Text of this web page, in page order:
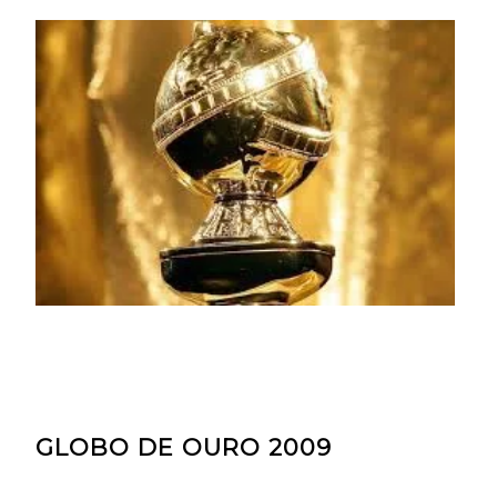
GLOBO DE OURO 2009